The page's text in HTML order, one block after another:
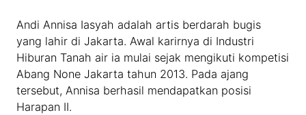
Andi Annisa Iasyah adalah artis berdarah bugis
yang lahir di Jakarta. Awal karirnya di Industri
Hiburan Tanah air ia mulai sejak mengikuti kompetisi
Abang None Jakarta tahun 2013. Pada ajang
tersebut, Annisa berhasil mendapatkan posisi
Harapan II.